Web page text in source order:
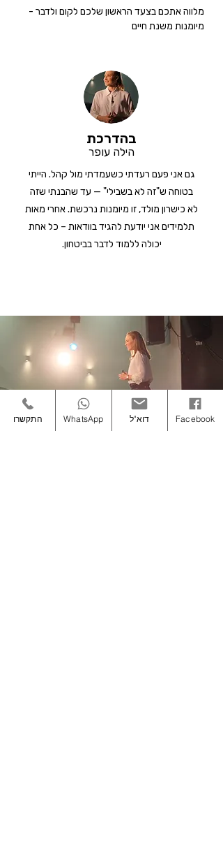
מלווה אתכם בצעד הראשון שלכם לקום ולדבר -
מיומנות משנת חיים
בהדרכת
הילה עופר
גם אני פעם רעדתי כשעמדתי מול קהל. הייתי
בטוחה ש"זה לא בשבילי" — עד שהבנתי שזה
לא כישרון מולד, זו מיומנות נרכשת. אחרי מאות
תלמידים אני יודעת להגיד בוודאות – כל אחת
יכולה ללמוד לדבר בביטחון.
התקשרו WhatsApp דוא"ל Facebook